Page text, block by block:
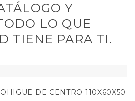
Y
LO QUE
TIENE PARA TI.
DE CENTRO 110X60X50